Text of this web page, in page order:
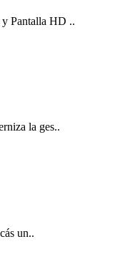
Pantalla HD ..
la ges..
un..